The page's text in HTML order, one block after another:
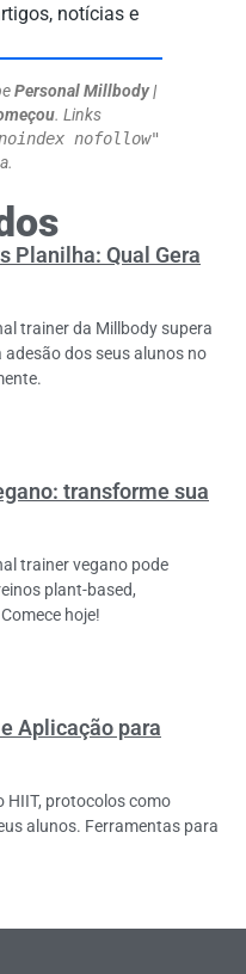
notícias e
Personal Millbody |
. Links
nofollow"
Planilha: Qual Gera
trainer da Millbody supera
dos seus alunos no
transforme sua
trainer vegano pode
plant-based,
hoje!
Aplicação para
HIIT, protocolos como
alunos. Ferramentas para